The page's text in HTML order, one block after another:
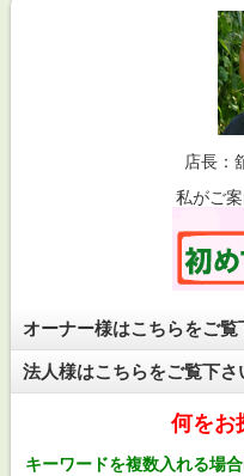
店長：
私がご案
オーナー様はこちらをご覧
法人様はこちらをご覧下さ
何をお
キーワードを複数入れる場